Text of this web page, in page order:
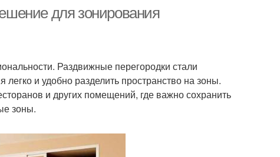
для зонирования
Раздвижные перегородки стали
и удобно разделить пространство на зоны.
и других помещений, где важно сохранить
зоны.